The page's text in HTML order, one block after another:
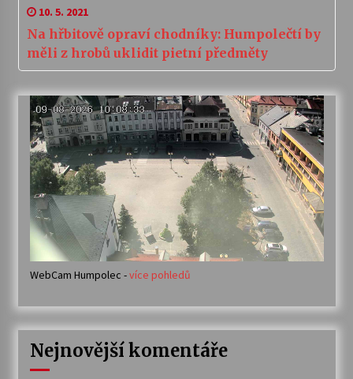
10. 5. 2021
Na hřbitově opraví chodníky: Humpolečtí by
měli z hrobů uklidit pietní předměty
WebCam Humpolec -více pohledů
Nejnovější komentáře